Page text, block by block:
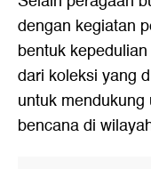
dengan kegiatan
bentuk
dari koleksi yang
untuk
bencana di